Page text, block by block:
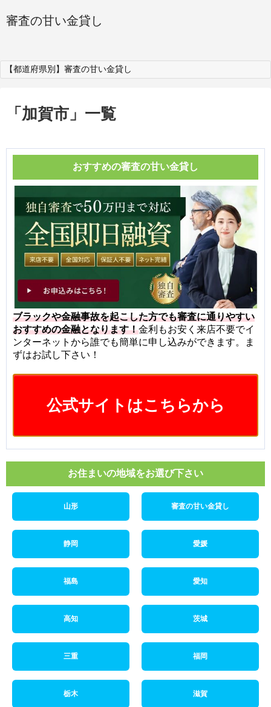
審査の甘い金貸し
【都道府県別】審査の甘い金貸し
「 加賀市 」 一覧
おすすめの審査の甘い金貸し
ブラックや金融事故を起こした方でも審査に通りやすい
おすすめの金融となります！金利もお安く来店不要でイ
ンターネットから誰でも簡単に申し込みができます。ま
ずはお試し下さい！
公式サイトはこちらから
お住まいの地域をお選び下さい
山形 審査の甘い金貸し
静岡 愛媛
福島 愛知
高知 茨城
三重 福岡
栃木 滋賀